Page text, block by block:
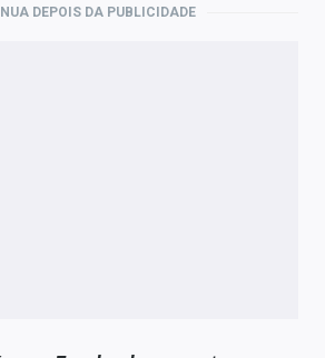
DEPOIS DA PUBLICIDADE